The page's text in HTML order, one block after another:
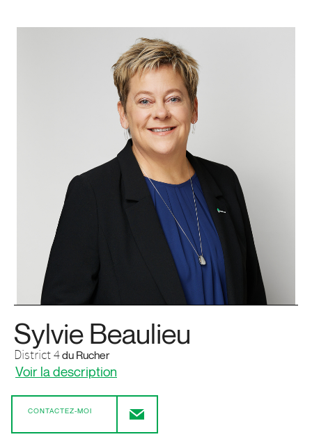
Sylvie Beaulieu
District 4du Rucher
Voir la description
CONTACTEZ-MOI